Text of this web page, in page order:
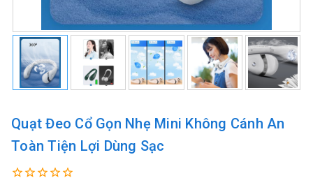
Quạt Đeo Cổ Gọn Nhẹ Mini Không Cánh An
Toàn Tiện Lợi Dùng Sạc